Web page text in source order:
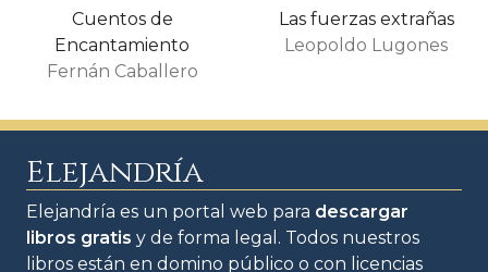
Cuentos de
Encantamiento
Fernán Caballero
Las fuerzas extrañas
Leopoldo Lugones
Elejandría
Elejandría es un portal web para descargar
libros gratis y de forma legal. Todos nuestros
libros están en domino público o con licencias